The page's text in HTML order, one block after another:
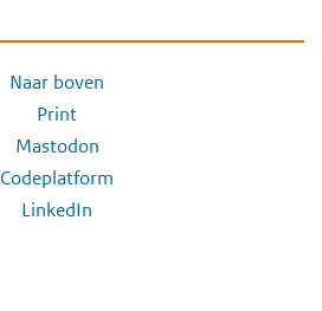
Naar boven
Print
Mastodon
Codeplatform
LinkedIn